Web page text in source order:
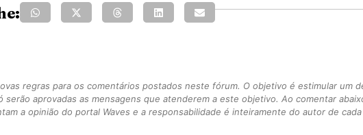
regras para os comentários postados neste fórum. O objetivo é estimular um
serão aprovadas as mensagens que atenderem a este objetivo. Ao comentar
a opinião do portal Waves e a responsabilidade é inteiramente do autor de cada